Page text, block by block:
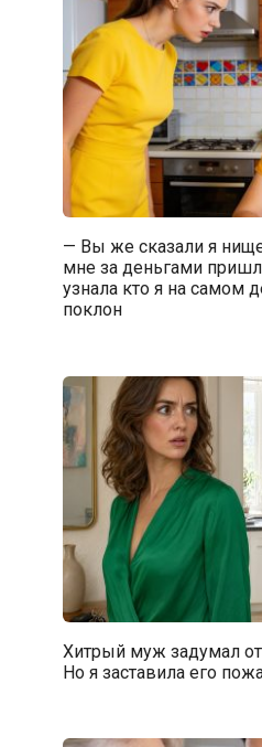
— Вы же сказали я
мне за деньгами
узнала кто я на самом
поклон
Хитрый муж задумал
Но я заставила его